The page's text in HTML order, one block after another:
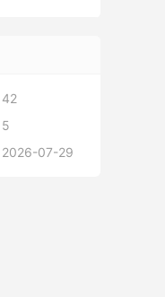
42
5
2026-07-29